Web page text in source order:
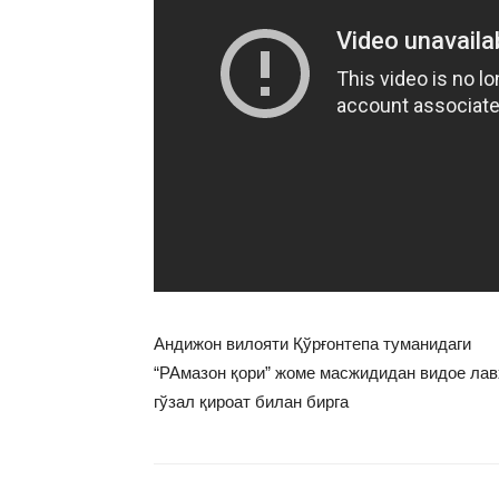
Андижон вилояти Қўрғонтепа туманидаги
“РАмазон қори” жоме масжидидан видое
гўзал қироат билан бирга